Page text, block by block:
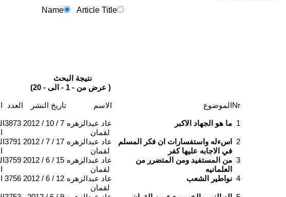
Name Article Title
نتيجة البحث
(عرض من - 1 - الى - 20 )
العدد تاريخ النشر الاسم الموضوعNr
3873 2012 / 10 / 7 عاد عبدالزهره
لقمان
ما هو الجهاد الاكبر 1
3791 2012 / 7 / 17 عاد عبدالزهره
اسءله واستفسارات ان فكر المسلم
في الاجابه عليها كفر
2
3759 2012 / 6 / 15 عاد عبدالزهره
من المستفيد ومن المتضرر من
العلمانيه
3
3756 2012 / 6 / 12 عاد عبدالزهره
نواطير الشعب 4